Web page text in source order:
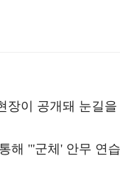
장이 공개돼 눈길
해 "'군체' 안무 연